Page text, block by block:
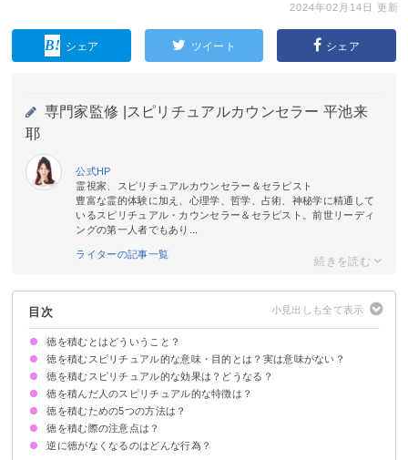
2024年02月14日 更新
シェア ツイート シェア
専門家監修 |
スピリチュアルカウンセラー 平池来
耶
公式HP
霊視家、スピリチュアルカウンセラー＆セラピスト
豊富な霊的体験に加え、心理学、哲学、占術、神秘学に精通して
いるスピリチュアル・カウンセラー＆セラピスト。前世リーディ
ングの第一人者でもあり...
ライターの記事一覧
目次
徳を積むとはどういうこと？
陰徳：人知れず行う善行
陽徳：人に感謝・認知される善行
徳を積むスピリチュアル的な意味・目的とは？実は意味がない？
①カルマの解消
②自分の心の満足を目指す
③徳が切れないようにする
④本当の幸せを手に入れる
徳を積むスピリチュアル的な効果は？どうなる？
人気が出る
開運につながる生活が送れる
オーラが高まる
霊格が上昇する
来世にもかかわりがある
徳を積んだ人のスピリチュアル的な特徴は？
美男美女で人相が良い
ポジティブな考え方ができる
自分の考えだけでなく周りの意見も尊重できる
感謝の気持ちが常にある
責任感がある
徳を積むための5つの方法は？
①掃除をしたり他人のために行動する
②他人に物をあげる
③常に穏やかな雰囲気でいることを心がける
④他者や世の幸せを願う
⑤他人の相談に乗る
徳を積む際の注意点は？
自己犠牲は払わないようにする
見返りは求めないようにする
「無財の七施」を心がける
逆に徳がなくなるのはどんな行為？